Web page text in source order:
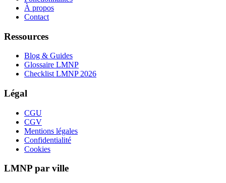
À propos
Contact
Ressources
Blog & Guides
Glossaire LMNP
Checklist LMNP 2026
Légal
CGU
CGV
Mentions légales
Confidentialité
Cookies
LMNP par ville